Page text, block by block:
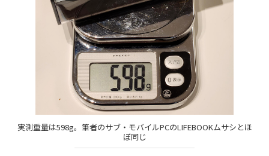
実測重量は598g。筆者のサブ・モバイルPCのLIFEBOOKムサシとほ
ぼ同じ